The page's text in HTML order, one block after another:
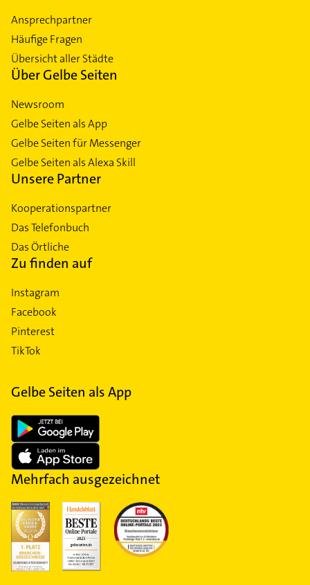
Ansprechpartner
Häufige Fragen
Übersicht aller Städte
Über Gelbe Seiten
Newsroom
Gelbe Seiten als App
Gelbe Seiten für Messenger
Gelbe Seiten als Alexa Skill
Unsere Partner
Kooperationspartner
Das Telefonbuch
Das Örtliche
Zu finden auf
Instagram
Facebook
Pinterest
TikTok
Gelbe Seiten als App
Mehrfach ausgezeichnet